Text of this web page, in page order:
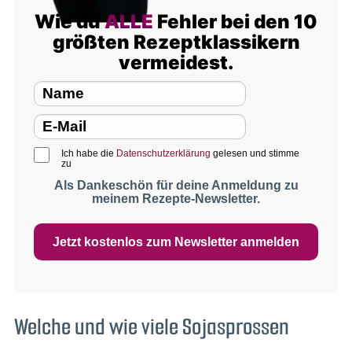
Wie duALLE Fehler bei den 10
größten Rezeptklassikern
vermeidest.
Ich habe die Datenschutzerklärung gelesen und stimme
zu
Als Dankeschön für deine Anmeldung zu
meinem Rezepte-Newsletter.
Jetzt kostenlos zum Newsletter anmelden
Welche und wie viele Sojasprossen